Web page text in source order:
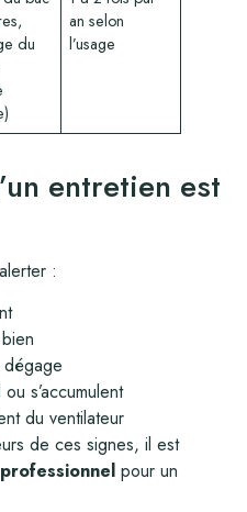
du
an selon
l’usage
entretien est
:
s’accumulent
du ventilateur
de ces signes, il est
pour un